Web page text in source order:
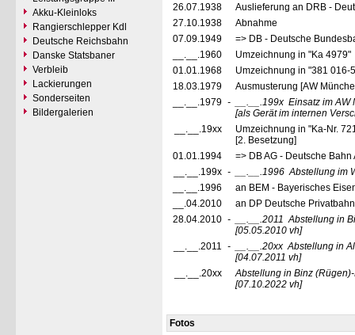
Akku-Kleinloks
Rangierschlepper Kdl
Deutsche Reichsbahn
Danske Statsbaner
Verbleib
Lackierungen
Sonderseiten
Bildergalerien
26.07.1938
Auslieferung an DRB -
27.10.1938
Abnahme
07.09.1949
=> DB - Deutsche
__.__.1960
Umzeichnung in "Ka 4979"
01.01.1968
Umzeichnung in "381 016-
18.03.1979
Ausmusterung [AW
__.__.1979 - __.__.199x Einsatz im AW
[als Gerät im internen
__.__.19xx
Umzeichnung in "Ka-Nr.
[2. Besetzung]
01.01.1994
=> DB AG - Deutsche
__.__.199x - __.__.1996 Abstellung im
__.__.1996
an BEM - Bayerisches
__.04.2010
an DP Deutsche
28.04.2010 - __.__.2011 Abstellung in
[05.05.2010 vh]
__.__.2011 - __.__.20xx Abstellung in
[04.07.2011 vh]
__.__.20xx
Abstellung in Binz
[07.10.2022 vh]
Fotos